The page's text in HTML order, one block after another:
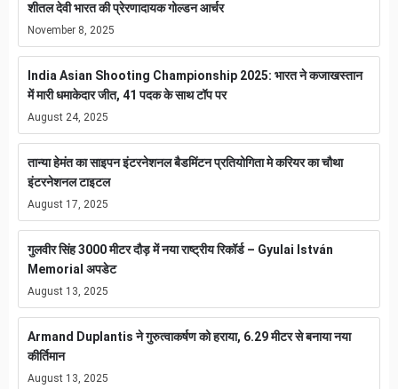
शीतल देवी भारत की प्रेरणादायक गोल्डन आर्चर
November 8, 2025
India Asian Shooting Championship 2025: भारत ने कजाखस्तान
में मारी धमाकेदार जीत, 41 पदक के साथ टॉप पर
August 24, 2025
तान्या हेमंत का साइपन इंटरनेशनल बैडमिंटन प्रतियोगिता मे करियर का चौथा
इंटरनेशनल टाइटल
August 17, 2025
गुलवीर सिंह 3000 मीटर दौड़ में नया राष्ट्रीय रिकॉर्ड – Gyulai István
Memorial अपडेट
August 13, 2025
Armand Duplantis ने गुरुत्वाकर्षण को हराया, 6.29 मीटर से बनाया नया
कीर्तिमान
August 13, 2025